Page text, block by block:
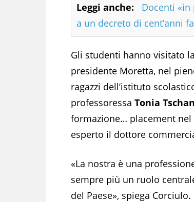
Leggi anche:
Docenti
a un decreto di cent’anni fa
Gli studenti hanno visitato
presidente Moretta, nel
ragazzi dell’istituto
professoressa Tonia
formazione… placement
esperto il dottore
«La nostra è una
sempre più un ruolo
del Paese», spiega